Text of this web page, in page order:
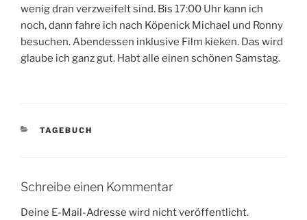
wenig dran verzweifelt sind. Bis 17:00 Uhr kann ich
noch, dann fahre ich nach Köpenick Michael und Ronny
besuchen. Abendessen inklusive Film kieken. Das wird
glaube ich ganz gut. Habt alle einen schönen Samstag.
KATEGORIEN
TAGEBUCH
Schreibe einen Kommentar
Deine E-Mail-Adresse wird nicht veröffentlicht.